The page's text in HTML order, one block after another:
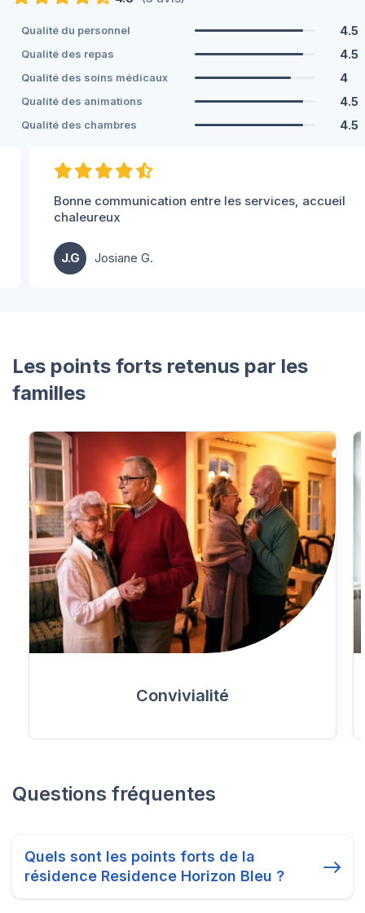
Qualité du personnel 4.5
Qualité des repas 4.5
Qualité des soins médicaux 4
Qualité des animations 4.5
Qualité des chambres 4.5
Bonne communication entre les services, accueil
chaleureux
Josiane G.
Les points forts retenus par les
familles
Convivialité
Questions fréquentes
Quels sont les points forts de la
résidence Residence Horizon Bleu ?